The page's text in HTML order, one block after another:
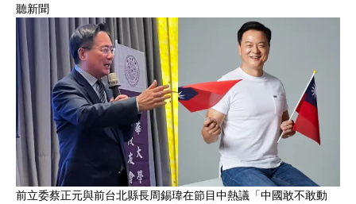
聽新聞
前立委蔡正元與前台北縣長周錫瑋在節目中熱議「中國敢不敢動